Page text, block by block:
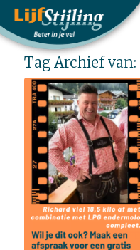
Tag Archief van: